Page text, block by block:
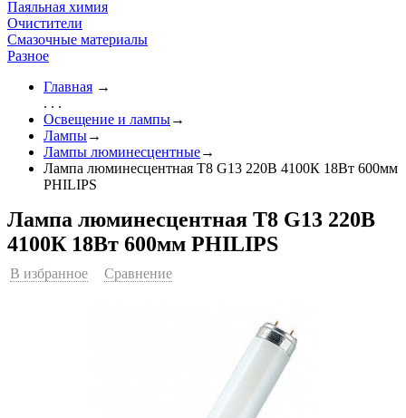
Паяльная химия
Очистители
Смазочные материалы
Разное
Главная →
. . .
Освещение и лампы→
Лампы→
Лампы люминесцентные→
Лампа люминесцентная T8 G13 220В 4100К 18Вт 600мм
PHILIPS
Лампа люминесцентная T8 G13 220В
4100К 18Вт 600мм PHILIPS
В избранное Сравнение